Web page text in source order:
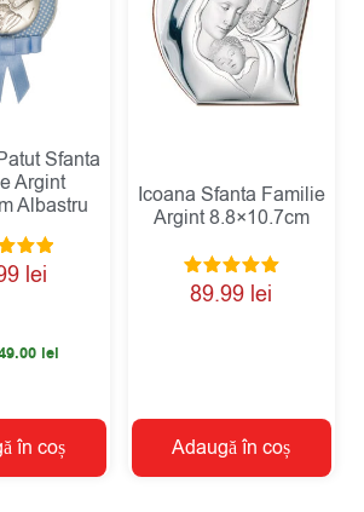
Sfanta
Argint
Albastru
la
lei
lei
în coș
Icoana Sfanta Familie
Argint 8.8×10.7cm
Evaluat la
5.00
89.99 lei
Adaugă în coș